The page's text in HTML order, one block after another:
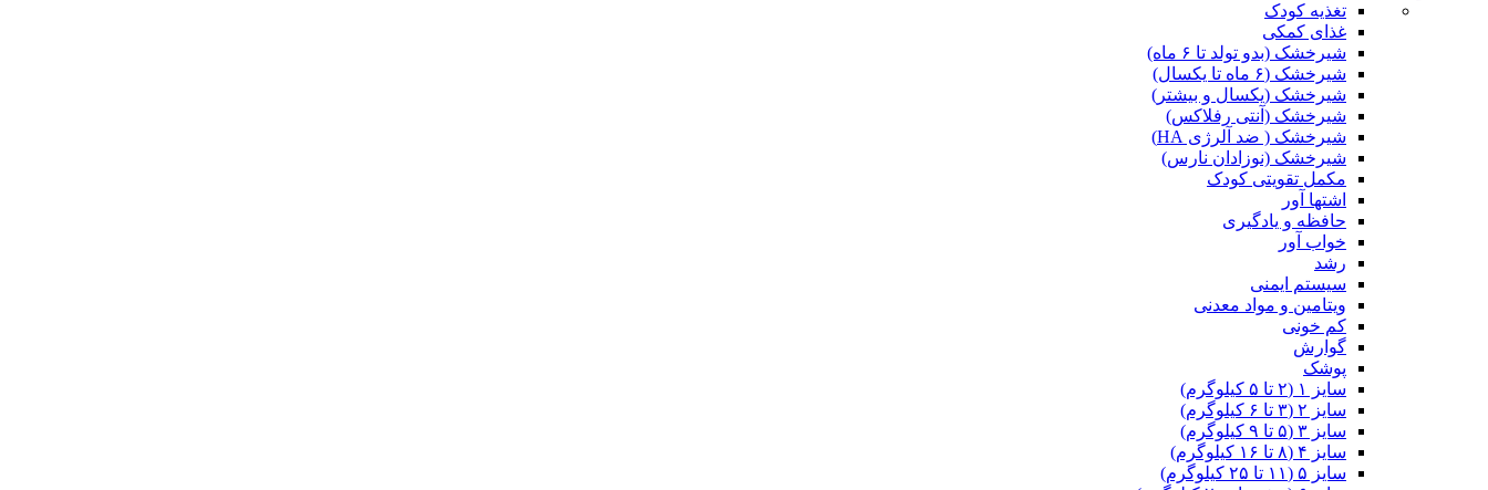
تغذیه کودک
غذای کمکی
شیرخشک (بدو تولد تا ۶ ماه)
شیرخشک (۶ ماه تا یکسال)
شیرخشک (یکسال و بیشتر)
شیرخشک (آنتی رفلاکس)
شیرخشک ( ضد آلرژی HA)
شیرخشک (نوزادان نارس)
مکمل تقویتی کودک
اشتها آور
حافظه و یادگیری
خواب آور
رشد
سیستم ایمنی
ویتامین و مواد معدنی
کم خونی
گوارش
پوشک
سایز ۱ (۲ تا ۵ کیلوگرم)
سایز ۲ (۳ تا ۶ کیلوگرم)
سایز ۳ (۵ تا ۹ کیلوگرم)
سایز ۴ (۸ تا ۱۶ کیلوگرم)
سایز ۵ (۱۱ تا ۲۵ کیلوگرم)